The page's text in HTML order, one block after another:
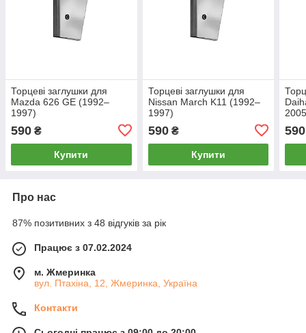
Торцеві заглушки для
Mazda 626 GE (1992–
1997)
590 ₴
Купити
Торцеві заглушки для
Nissan March K11 (1992–
1997)
590₴
Купити
590
Про нас
87% позитивних з 48 відгуків за рік
Працює з 07.02.2024
м. Жмеринка
вул. Птахіна, 12, Жмеринка, Україна
Контакти